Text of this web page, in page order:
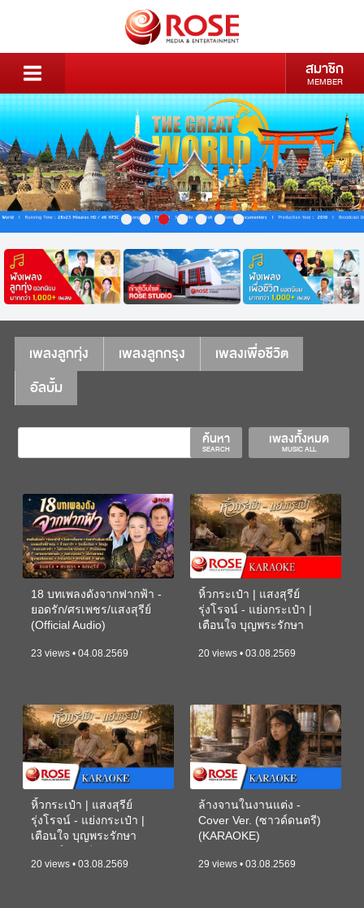
สมาชิก
MEMBER
เพลงลูกทุ่ง เพลงลูกกรุง
เพลงเพื่อชีวิต
อัลบั้ม
เพลงทั้งหมด
MUSIC ALL
ค้นหา
SEARCH
18 บทเพลงดังจากฟากฟ้า -
ยอดรัก/ศรเพชร/แสงสุรีย์
(Official Audio)
23 views • 04.08.2569
หิ้วกระเป๋า | แสงสุรีย์
รุ่งโรจน์ - แย่งกระเป๋า |
เตือนใจ บุญพระรักษา
20 views • 03.08.2569
หิ้วกระเป๋า | แสงสุรีย์
รุ่งโรจน์ - แย่งกระเป๋า |
เตือนใจ บุญพระรักษา
20 views • 03.08.2569
ล้างจานในงานแต่ง -
Cover Ver. (ซาวด์ดนตรี)
(KARAOKE)
29 views • 03.08.2569